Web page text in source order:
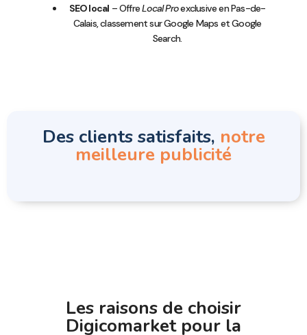
SEO local – OffreLocal Proexclusive en Pas-de-
Calais, classement sur Google Maps et Google
Search.
Des clients satisfaits, notre
meilleure publicité
Les raisons de choisir
Digicomarket pour la